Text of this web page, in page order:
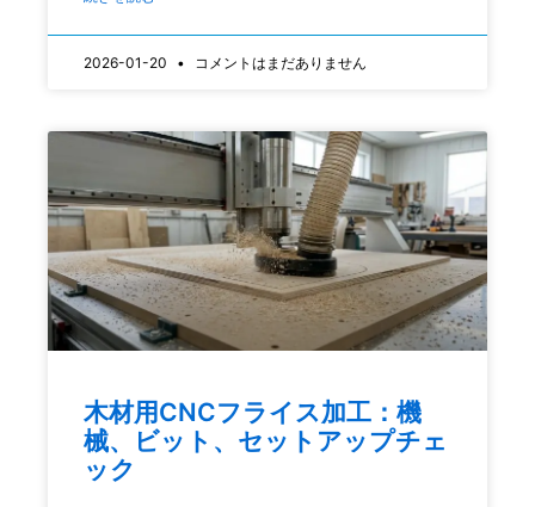
2026-01-20 コメントはまだありません
木材用CNCフライス加工：機
械、ビット、セットアップチェ
ック